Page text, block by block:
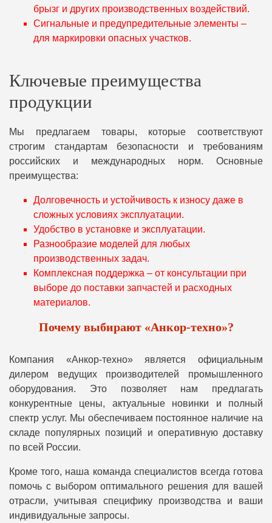
брызг и других производственных воздействий.
Сигнальные и предупредительные элементы –
для маркировки опасных участков.
Ключевые преимущества
продукции
Мы предлагаем товары, которые соответствуют
строгим стандартам безопасности и требованиям
российских и международных норм. Основные
преимущества:
Долговечность и устойчивость к износу даже в
сложных условиях эксплуатации.
Удобство в установке и эксплуатации.
Разнообразие моделей для любых
производственных задач.
Комплексная поддержка – от консультации при
выборе до поставки запчастей и расходных
материалов.
Почему выбирают «Анкор-техно»?
Компания «Анкор-техно» является официальным
дилером ведущих производителей промышленного
оборудования. Это позволяет нам предлагать
конкурентные цены, актуальные новинки и полный
спектр услуг. Мы обеспечиваем постоянное наличие на
складе популярных позиций и оперативную доставку
по всей России.
Кроме того, наша команда специалистов всегда готова
помочь с выбором оптимального решения для вашей
отрасли, учитывая специфику производства и ваши
индивидуальные запросы.